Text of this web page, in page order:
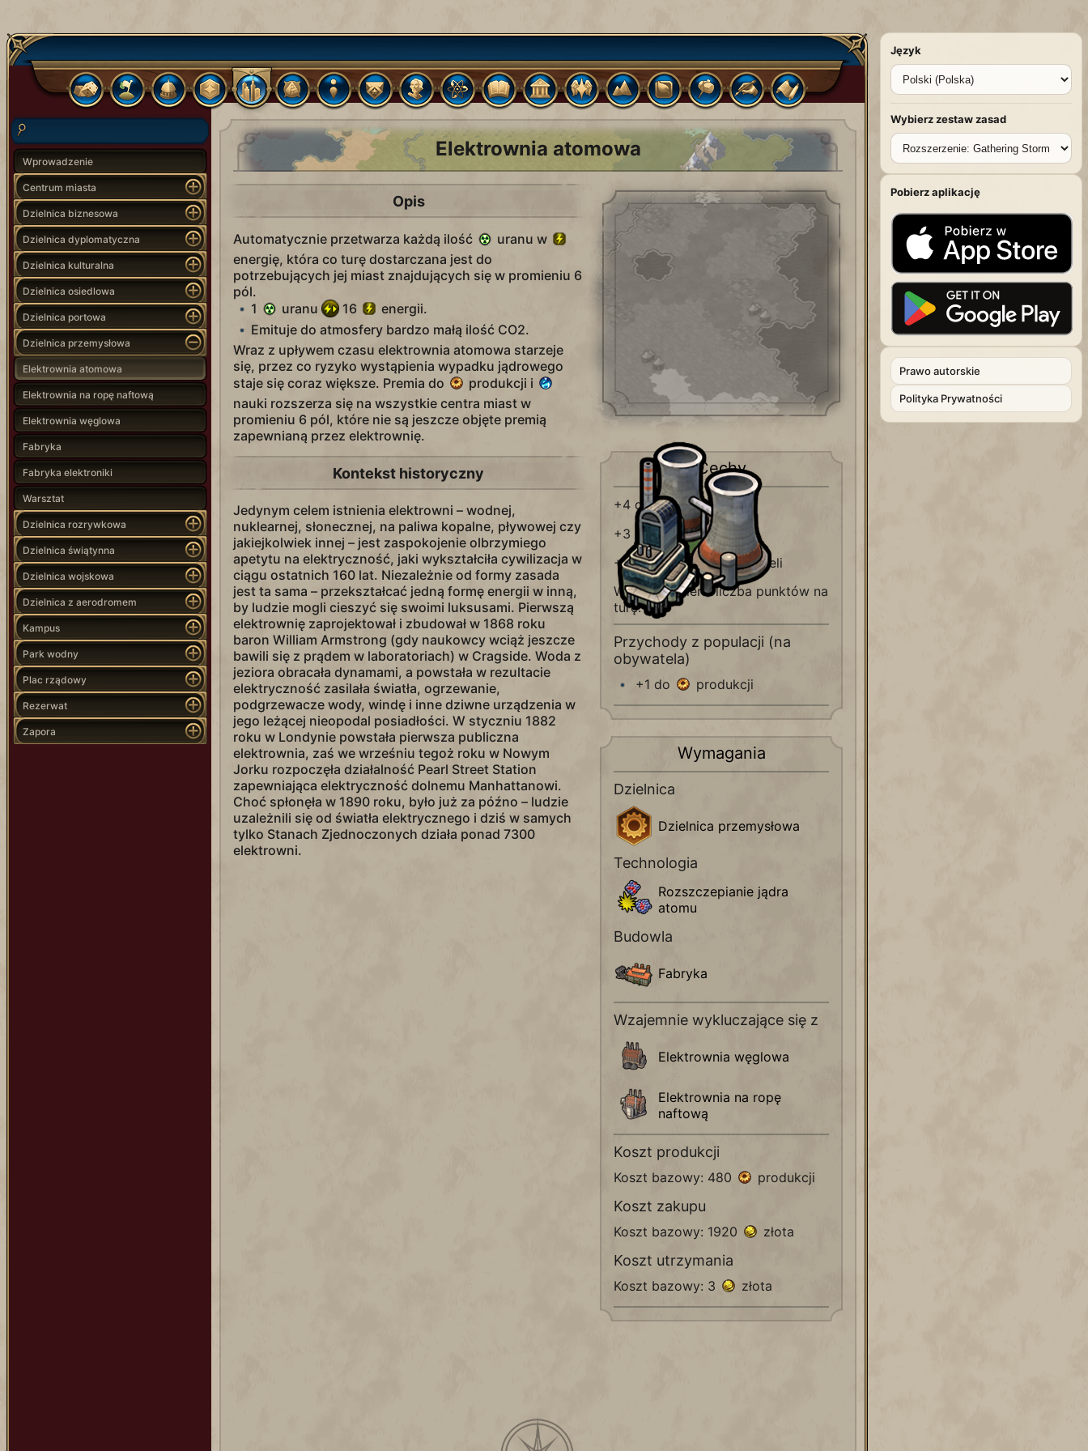
Wprowadzenie
Centrum miasta
Dzielnica biznesowa
Dzielnica dyplomatyczna
Dzielnica kulturalna
Dzielnica osiedlowa
Dzielnica portowa
Dzielnica przemysłowa
Elektrownia atomowa
Elektrownia na ropę naftową
Elektrownia węglowa
Fabryka
Fabryka elektroniki
Warsztat
Dzielnica rozrywkowa
Dzielnica świątynna
Dzielnica wojskowa
Dzielnica z aerodromem
Kampus
Park wodny
Plac rządowy
Rezerwat
Zapora
Elektrownia atomowa
Opis
Automatycznie przetwarza każdą ilość
uranu w
energię, która co turę dostarczana jest do
potrzebujących jej miast znajdujących się w promieniu 6
pól.
1
uranu 16
energii.
Emituje do atmosfery bardzo małą ilość CO2.
Wraz z upływem czasu elektrownia atomowa starzeje
się, przez co ryzyko wystąpienia wypadku jądrowego
staje się coraz większe. Premia do
produkcji i
nauki rozszerza się na wszystkie centra miast w
promieniu 6 pól, które nie są jeszcze objęte premią
zapewnianą przez elektrownię.
Kontekst historyczny
Jedynym celem istnienia elektrowni – wodnej,
nuklearnej, słonecznej, na paliwa kopalne, pływowej czy
jakiejkolwiek innej – jest zaspokojenie olbrzymiego
apetytu na elektryczność, jaki wykształciła cywilizacja w
ciągu ostatnich 160 lat. Niezależnie od formy zasada
jest ta sama – przekształcać jedną formę energii w inną,
by ludzie mogli cieszyć się swoimi luksusami. Pierwszą
elektrownię zaprojektował i zbudował w 1868 roku
baron William Armstrong (gdy naukowcy wciąż jeszcze
bawili się z prądem w laboratoriach) w Cragside. Woda z
jeziora obracała dynamami, a powstała w rezultacie
elektryczność zasilała światła, ogrzewanie,
podgrzewacze wody, windę i inne dziwne urządzenia w
jego leżącej nieopodal posiadłości. W styczniu 1882
roku w Londynie powstała pierwsza publiczna
elektrownia, zaś we wrześniu tegoż roku w Nowym
Jorku rozpoczęła działalność Pearl Street Station
zapewniająca elektryczność dolnemu Manhattanowi.
Choć spłonęła w 1890 roku, było już za późno – ludzie
uzależnili się od światła elektrycznego i dziś w samych
tylko Stanach Zjednoczonych działa ponad 7300
elektrowni.
Cechy
+4 do
produkcji
+3 do
nauki
+1 miejsce na
obywateli
Wielki inżynier - liczba punktów na
turę: +1
Przychody z populacji (na
obywatela)
+1 do produkcji
Wymagania
Dzielnica
Dzielnica przemysłowa
Technologia
Rozszczepianie jądra
atomu
Budowla
Fabryka
Wzajemnie wykluczające się z
Elektrownia węglowa
Elektrownia na ropę
naftową
Koszt produkcji
Koszt bazowy: 480 produkcji
Koszt zakupu
Koszt bazowy: 1920 złota
Koszt utrzymania
Koszt bazowy: 3 złota
Język
Wybierz zestaw zasad
Pobierz aplikację
Prawo autorskie
Polityka Prywatności